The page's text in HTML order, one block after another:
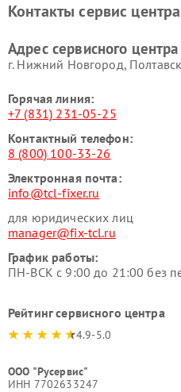
Контакты сервис центра
Адрес сервисного
г. Нижний Новгород,
Горячая линия:
+7 (831) 231-05-25
Контактный телефон:
8 (800) 100-33-26
Электронная почта:
info@tcl-fixer.ru
для юридических лиц
manager@fix-tcl.ru
График работы:
ПН-ВСК с 9:00 до 21:00 без
Рейтинг сервисного центра
4.9-5.0
ООО "Русервис"
ИНН 7702633247